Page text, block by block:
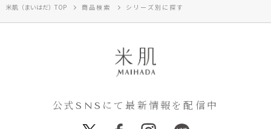
米肌（まいはだ）TOP 商品検索 シリーズ別に探す
公式SNSにて最新情報を配信中